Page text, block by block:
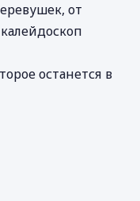
от
останется в